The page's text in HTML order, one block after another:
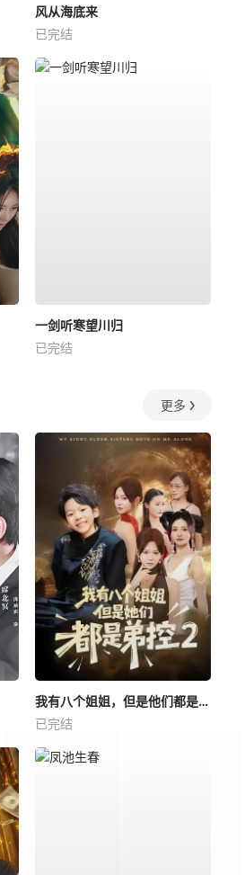
风从海底来
已完结
一剑听寒望川归
已完结
更多
我有八个姐姐，但是他们都是弟控2
已完结